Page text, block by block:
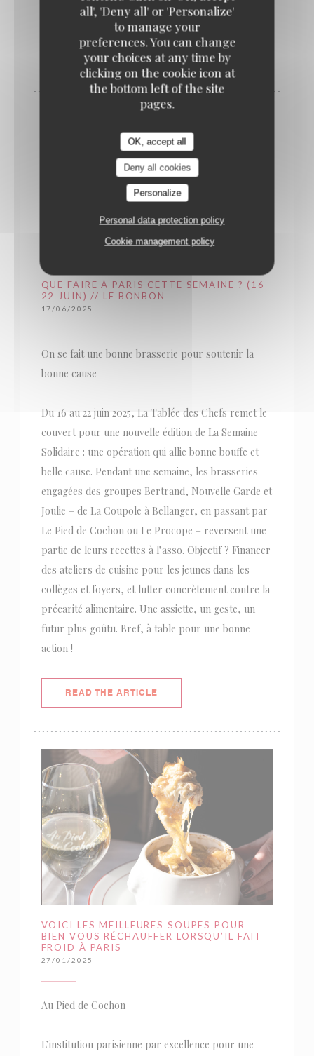
all', 'Deny all' or 'Personalize'
to manage your
preferences. You can change
your choices at any time by
clicking on the cookie icon at
the bottom left of the site
pages.
OK, accept all
Deny all cookies
Personalize
Personal data protection policy
Cookie management policy
poignées dorées… en forme de pieds de cochon !
READ THE ARTICLE ((OPENS IN A NEW WINDOW))
QUE FAIRE À PARIS CETTE SEMAINE ? (16-
22 JUIN) // LE BONBON
17/06/2025
On se fait une bonne brasserie pour soutenir la
bonne cause
Du 16 au 22 juin 2025, La Tablée des Chefs remet le
couvert pour une nouvelle édition de La Semaine
Solidaire : une opération qui allie bonne bouffe et
belle cause. Pendant une semaine, les brasseries
engagées des groupes Bertrand, Nouvelle Garde et
Joulie – de La Coupole à Bellanger, en passant par
Le Pied de Cochon ou Le Procope – reversent une
partie de leurs recettes à l’asso. Objectif ? Financer
des ateliers de cuisine pour les jeunes dans les
collèges et foyers, et lutter concrètement contre la
précarité alimentaire. Une assiette, un geste, un
futur plus goûtu. Bref, à table pour une bonne
action !
READ THE ARTICLE((OPENS IN A NEW WINDOW))
VOICI LES MEILLEURES SOUPES POUR
BIEN VOUS RÉCHAUFFER LORSQU’IL FAIT
FROID À PARIS
27/01/2025
Au Pied de Cochon
L’institution parisienne par excellence pour une